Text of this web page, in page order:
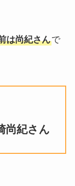
は尚紀さんで
尚紀さん